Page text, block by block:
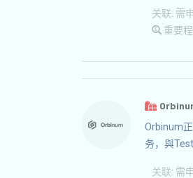
关联: 需
重要
Orbinum
务，與
关联: 需